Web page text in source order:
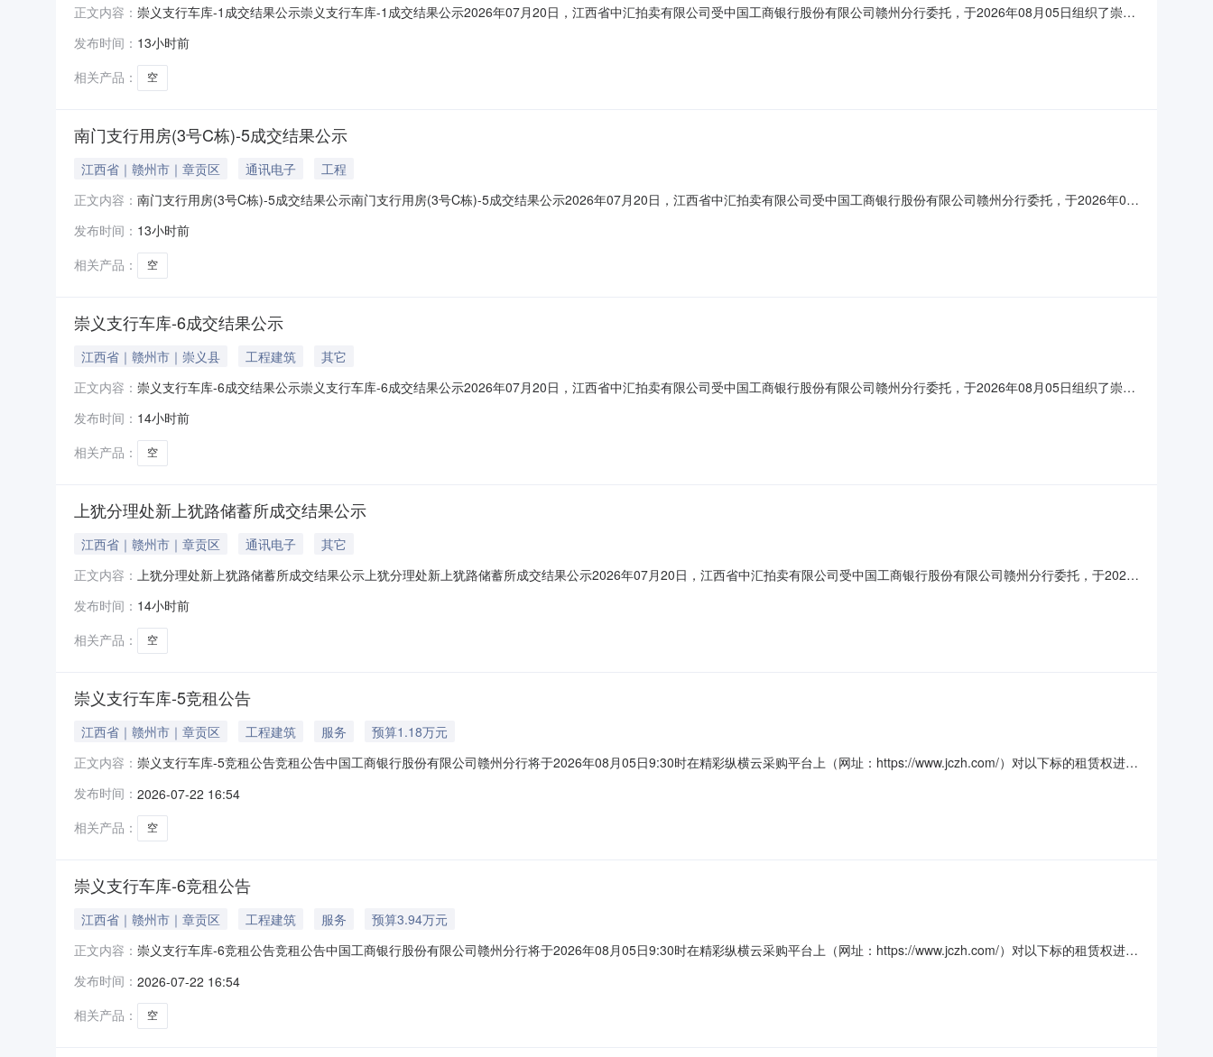
正文内容： 崇义支行车库-1成交结果公示崇义支行车库-1成交结果公示2026年07月20日，江西省中汇拍卖有限公司受中国工商银行股份有限公司赣州分行委托，于2026年08月05日组织了崇义
库-101510000921983123001000126非住宅闲置34164崇义县阳光速印打字部公示期：7个工作日公示机构：中国工商银行股份有限公司赣州分行监督电话：0797-8270708
发布时间： 13小时前
相关产品：
空
南门支行用房(3号C栋)-5成交结果公示
江西省｜赣州市｜章贡区 通讯电子
工程
正文内容： 南门支行用房(3号C栋)-5成交结果公示南门支行用房(3号C栋)-5成交结果公示2026年07月20日，江西省中汇拍卖有限公司受中国工商银行股份有限公司赣州分行委托，于2026年08
C栋)-501510000021999123001000931.5非住宅闲置51030张序英公示期：7个工作日公示机构：中国工商银行股份有限公司赣州分行监督电话：079
发布时间： 13小时前
相关产品：
空
崇义支行车库-6成交结果公示
江西省｜赣州市｜崇义县 工程建筑
其它
正文内容： 崇义支行车库-6成交结果公示崇义支行车库-6成交结果公示2026年07月20日，江西省中汇拍卖有限公司受中国工商银行股份有限公司赣州分行委托，于2026年08月05日组织了崇义
库-601510000921983123001000130非住宅闲置39420吴林霞公示期：7个工作日公示机构：中国工商银行股份有限公司赣州分行监督电话：0797-8270708
发布时间： 14小时前
相关产品：
空
上犹分理处新上犹路储蓄所成交结果公示
江西省｜赣州市｜章贡区 通讯电子
其它
正文内容： 上犹分理处新上犹路储蓄所成交结果公示上犹分理处新上犹路储蓄所成交结果公示2026年07月20日，江西省中汇拍卖有限公司受中国工商银行股份有限公司赣州分行委托，于2026
处新上犹路储蓄所015100022219950101010001288.12非住宅闲置691200张健民公示期：7个工作日公示机构：中国工商银行股份有限公司赣州分行监督电话：0797-827
发布时间： 14小时前
相关产品：
空
崇义支行车库-5竞租公告
江西省｜赣州市｜章贡区 工程建筑 服务
预算1.18万元
正文内容： 崇义支行车库-5竞租公告竞租公告中国工商银行股份有限公司赣州分行将于2026年08月05日9:30时在精彩纵横云采购平台上（网址：https://www.jczh.com/）对以下标的租赁权进行
价：11844元/三年，保证金：10000元，加价幅度：200元。二、重要信息披露1.标的物竞拍价为三年租金，租赁期间租金支付为押三付一（月租金
发布时间： 2026-07-22 16:54
相关产品：
空
崇义支行车库-6竞租公告
江西省｜赣州市｜章贡区 工程建筑 服务
预算3.94万元
正文内容： 崇义支行车库-6竞租公告竞租公告中国工商银行股份有限公司赣州分行将于2026年08月05日9:30时在精彩纵横云采购平台上（网址：https://www.jczh.com/）对以下标的租赁权进行
拍价：39420元/三年，保证金：10000元，加价幅度：200元。二、重要信息披露1.标的物竞拍价为三年租金，租赁期间租金支付为押三付一（月租
发布时间： 2026-07-22 16:54
相关产品：
空